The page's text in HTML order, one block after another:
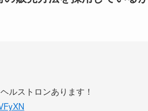
販売方法を採用している
ルストロンあります！